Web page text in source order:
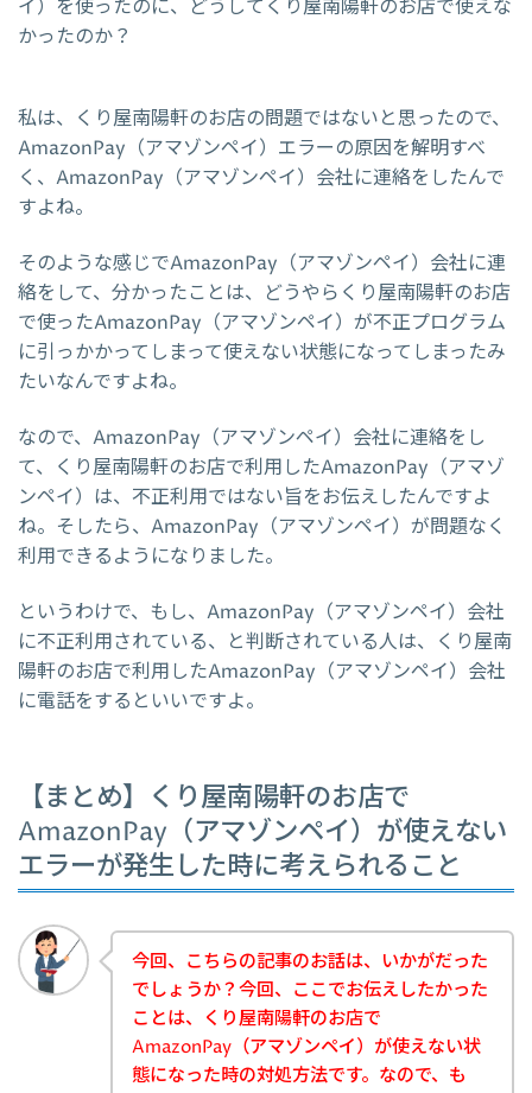
イ）を使ったのに、どうしてくり屋南陽軒のお店で使えな
かったのか？
私は、くり屋南陽軒のお店の問題ではないと思ったので、
AmazonPay（アマゾンペイ）エラーの原因を解明すべ
く、AmazonPay（アマゾンペイ）会社に連絡をしたんで
すよね。
そのような感じでAmazonPay（アマゾンペイ）会社に連
絡をして、分かったことは、どうやらくり屋南陽軒のお店
で使ったAmazonPay（アマゾンペイ）が不正プログラム
に引っかかってしまって使えない状態になってしまったみ
たいなんですよね。
なので、AmazonPay（アマゾンペイ）会社に連絡をし
て、くり屋南陽軒のお店で利用したAmazonPay（アマゾ
ンペイ）は、不正利用ではない旨をお伝えしたんですよ
ね。そしたら、AmazonPay（アマゾンペイ）が問題なく
利用できるようになりました。
というわけで、もし、AmazonPay（アマゾンペイ）会社
に不正利用されている、と判断されている人は、くり屋南
陽軒のお店で利用したAmazonPay（アマゾンペイ）会社
に電話をするといいですよ。
【まとめ】くり屋南陽軒のお店で
AmazonPay（アマゾンペイ）が使えない
エラーが発生した時に考えられること
今回、こちらの記事のお話は、いかがだった
でしょうか？今回、ここでお伝えしたかった
ことは、くり屋南陽軒のお店で
AmazonPay（アマゾンペイ）が使えない状
態になった時の対処方法です。なので、も